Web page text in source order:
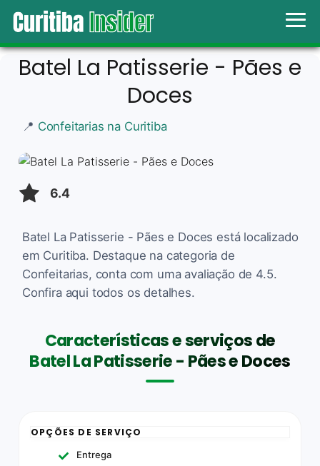
Batel La Patisserie - Pães e
Doces
📍 Confeitarias na Curitiba
6.4
Batel La Patisserie - Pães e Doces está localizado
em Curitiba. Destaque na categoria de
Confeitarias, conta com uma avaliação de 4.5.
Confira aqui todos os detalhes.
Características e serviços de
Batel La Patisserie - Pães e Doces
OPÇÕES DE SERVIÇO
Entrega